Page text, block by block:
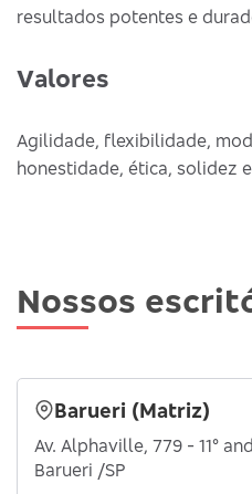
resultados potentes e
Valores
Agilidade, flexibilidade,
honestidade, ética, solidez
Nossos
Barueri (Matriz)
Av. Alphaville, 779 - 11°
Barueri /SP